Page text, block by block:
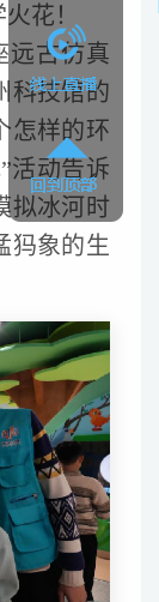
花！
远古仿真
科技馆的
怎样的环
活动告诉
拟冰河时
犸象的生